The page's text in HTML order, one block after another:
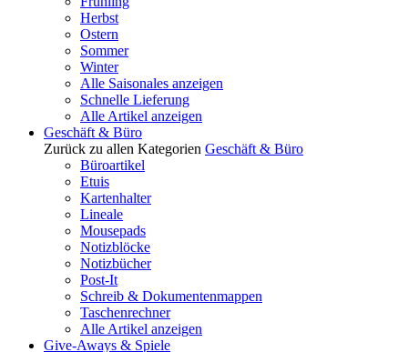
Herbst
Ostern
Sommer
Winter
Alle Saisonales anzeigen
Schnelle Lieferung
Alle Artikel anzeigen
Geschäft & Büro
Zurück zu allen Kategorien Geschäft & Büro
Büroartikel
Etuis
Kartenhalter
Lineale
Mousepads
Notizblöcke
Notizbücher
Post-It
Schreib & Dokumentenmappen
Taschenrechner
Alle Artikel anzeigen
Give-Aways & Spiele